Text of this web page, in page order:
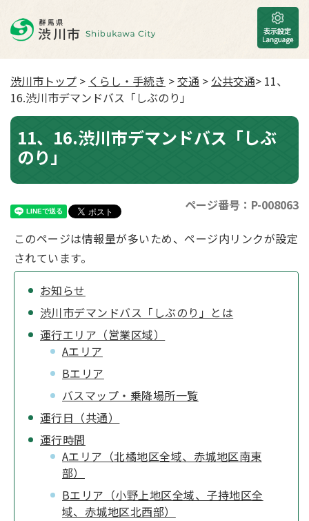
渋川市トップ > くらし・手続き >交通 > 公共交通> 11、
16.渋川市デマンドバス「しぶのり」
11、16.渋川市デマンドバス「しぶ
のり」
ページ番号：P-008063
このページは情報量が多いため、ページ内リンクが設定
されています。
お知らせ
渋川市デマンドバス「しぶのり」とは
運行エリア（営業区域）
Aエリア
Bエリア
バスマップ・乗降場所一覧
運行日（共通）
運行時間
Aエリア（北橘地区全域、赤城地区南東
部）
Bエリア（小野上地区全域、子持地区全
域、赤城地区北西部）